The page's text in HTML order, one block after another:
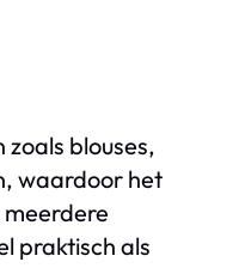
blouses,
waardoor het
praktisch als